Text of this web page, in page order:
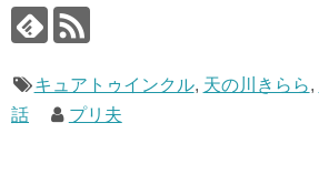
キュアトゥインクル, 天の川きらら,
話
プリ夫